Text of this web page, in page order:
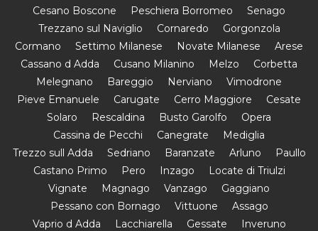
Cesano Boscone
Peschiera Borromeo
Senago
Trezzano sul Naviglio
Cornaredo
Gorgonzola
Cormano
Settimo Milanese Novate Milanese
Arese
Cassano d Adda
Cusano Milanino Melzo
Corbetta
Melegnano
Bareggio Nerviano
Vimodrone
Pieve Emanuele
Carugate Cerro Maggiore
Cesate
Solaro
Rescaldina Busto Garolfo
Opera
Cassina de Pecchi
Canegrate
Mediglia
Trezzo sull Adda
Sedriano Baranzate Arluno
Paullo
Castano Primo
Pero Inzago
Locate di Triulzi
Vignate
Magnago Vanzago
Gaggiano
Pessano con Bornago
Vittuone
Assago
Vaprio d Adda
Lacchiarella Gessate
Inveruno